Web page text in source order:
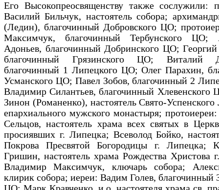
Его Высокопреосвященству также сослужили:
Василий Бильчук, настоятель собора;
(Ледин), благочинный Добровского ЦО;
Максимчук, благочинный Тербунского ЦО;
Адоньев, благочинный Добринского ЦО;
благочинный Грязинского ЦО; Виталий
благочинный 1 Липецкого ЦО; Олег Парахин,
Усманского ЦО; Павел Зобов, благочинный 2
Владимир Силантьев, благочинный Хлевенского
Зинон (Романенко), настоятель Свято-Успенского
епархиального мужского монастыря;
Сельцов, настоятель храма всех святых в
просиявших г. Липецка; Всеволод Бойко,
Покрова Пресвятой Богородицы г. Липецка;
Гришин, настоятель храма Рождества Христова
Владимир Максимчук, ключарь собора;
клирик собора; иереи: Вадим Голев, благочинный